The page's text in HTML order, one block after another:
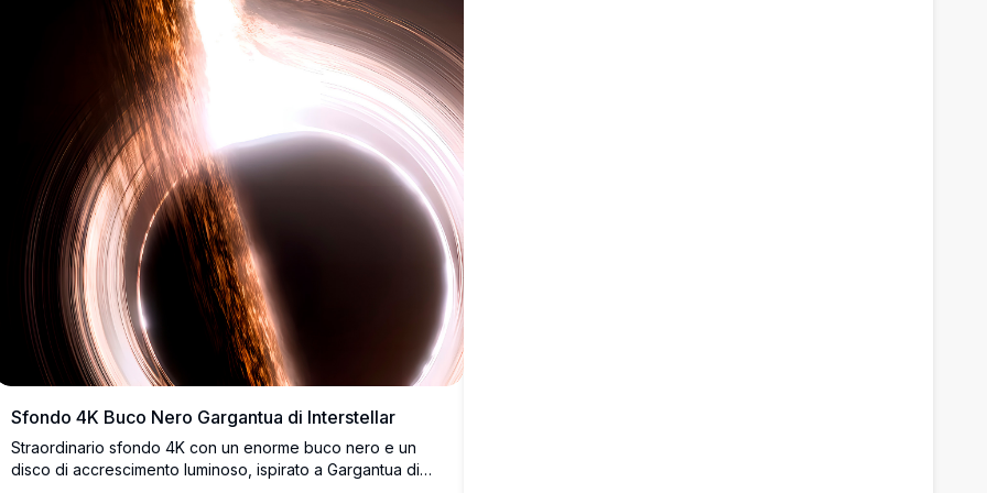
Sfondo 4K Buco Nero Gargantua di Interstellar
Straordinario sfondo 4K con un enorme buco nero e un
disco di accrescimento luminoso, ispirato a Gargantua di